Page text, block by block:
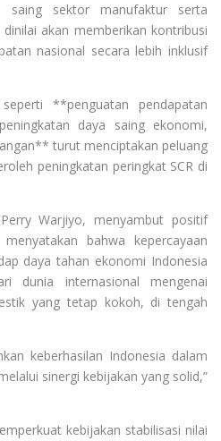
saing sektor manufaktur serta
akan memberikan kontribusi
nasional secara lebih inklusif
**penguatan pendapatan
daya saing ekonomi,
turut menciptakan peluang
peningkatan peringkat SCR di
Warjiyo, menyambut positif
bahwa kepercayaan
daya tahan ekonomi Indonesia
dunia internasional mengenai
yang tetap kokoh, di tengah
keberhasilan Indonesia dalam
sinergi kebijakan yang solid,”
kebijakan stabilisasi nilai